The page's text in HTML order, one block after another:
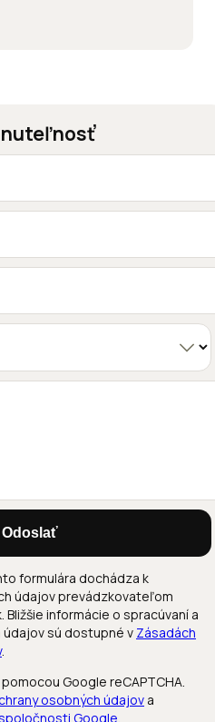
Odoslať
formulára dochádza k
údajov prevádzkovateľom
informácie o spracúvaní a
údajov sú dostupné v Zásadách
.
Google reCAPTCHA.
osobných údajov a
Google.